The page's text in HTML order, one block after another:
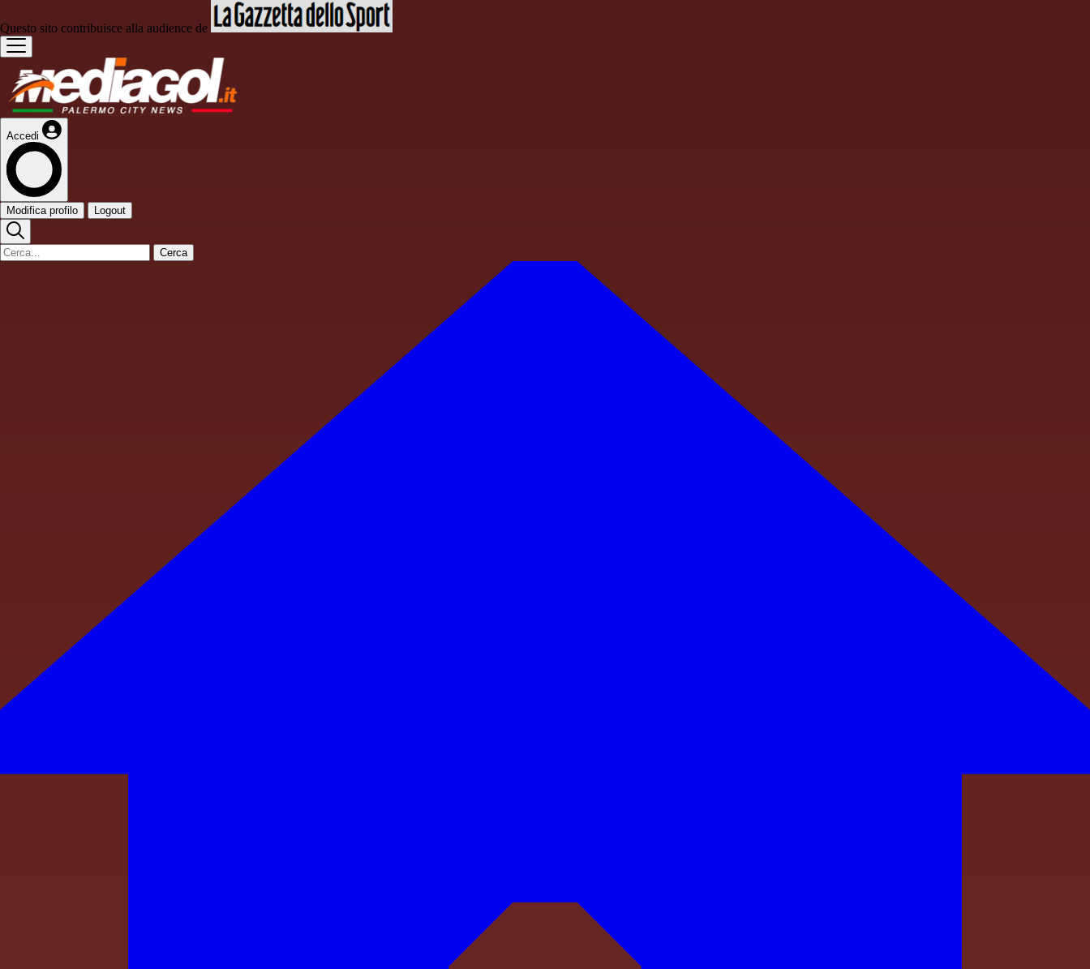
Questo sito contribuisce alla audience de
Accedi
Modifica profilo Logout
Cerca